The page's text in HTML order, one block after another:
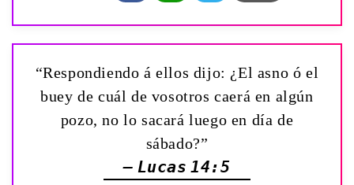
“Respondiendo á ellos dijo: ¿El asno ó el
buey de cuál de vosotros caerá en algún
pozo, no lo sacará luego en día de
sábado?”
— Lucas 14:5